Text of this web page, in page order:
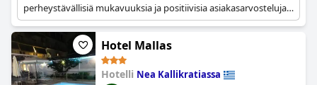
perheystävällisiä mukavuuksia ja positiivisia asiakasarvosteluja,
mikä takaa miellyttävän ja rentouttavan kokemuksen.
Hotel Mallas
Hotelli Nea Kallikratiassa